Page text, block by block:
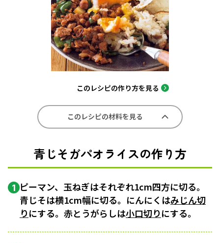
このレシピの作り方を見る
このレシピの材料を見る
青じそガパオライスの作り方
1 ピーマン、玉ねぎはそれぞれ1cm四方に切る。
青じそは横1cm幅に切る。にんにくはみじん切
りにする。赤とうがらしは小口切りにする。